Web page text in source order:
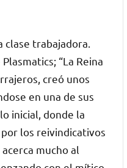
trabajadora.
“La Reina
creó unos
en una de sus
inicial, donde la
los reivindicativos
mucho al